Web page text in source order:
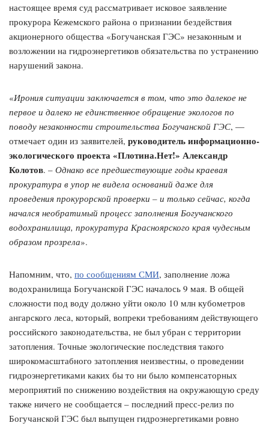
настоящее время суд рассматривает исковое заявление
прокурора Кежемского района о признании бездействия
акционерного общества «Богучанская ГЭС» незаконным и
возложении на гидроэнергетиков обязательства по устранению
нарушений закона.
«Ирония ситуации заключается в том, что это далекое не
первое и далеко не единственное обращение экологов по
поводу незаконности строительства Богучанской ГЭС, —
отмечает один из заявителей, руководитель информационно-
экологического проекта «Плотина.Нет!» Александр
Колотов. – Однако все предшествующие годы краевая
прокуратура в упор не видела оснований даже для
проведения прокурорской проверки – и только сейчас, когда
начался необратимый процесс заполнения Богучанского
водохранилища, прокуратура Красноярского края чудесным
образом прозрела».
Напомним, что, по сообщениям СМИ, заполнение ложа
водохранилища Богучанской ГЭС началось 9 мая. В общей
сложности под воду должно уйти около 10 млн кубометров
ангарского леса, который, вопреки требованиям действующего
российского законодательства, не был убран с территории
затопления. Точные экологические последствия такого
широкомасштабного затопления неизвестны, о проведении
гидроэнергетиками каких бы то ни было компенсаторных
мероприятий по снижению воздействия на окружающую среду
также ничего не сообщается – последний пресс-релиз по
Богучанской ГЭС был выпущен гидроэнергетиками ровно